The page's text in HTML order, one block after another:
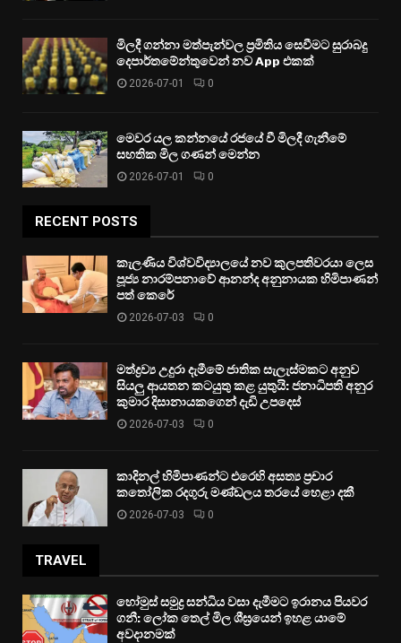
මිලදී ගන්නා මත්පැන්වල ප්‍රමිතිය සෙවීමට සුරාබදු
දෙපාර්තමේන්තුවෙන් නව App එකක්
2026-07-01 0
මෙවර යල කන්නයේ රජයේ වී මිලදී ගැනීමේ
සහතික මිල ගණන් මෙන්න
2026-07-01 0
RECENT POSTS
කැලණිය විශ්වවිද්‍යාලයේ නව කුලපතිවරයා ලෙස
පූජ්‍ය නාරම්පනාවේ ආනන්ද අනුනායක හිමිපාණන්
පත් කෙරේ
2026-07-03 0
මත්ද්‍රව්‍ය උදුරා දැමීමේ ජාතික සැලැස්මකට අනුව
සියලු ආයතන කටයුතු කළ යුතුයි: ජනාධිපති අනුර
කුමාර දිසානායකගෙන් දැඩි උපදෙස්
2026-07-03 0
කාදිනල් හිමිපාණන්ට එරෙහි අසත්‍ය ප්‍රචාර
කතෝලික රදගුරු මණ්ඩලය තරයේ හෙළා දකී
2026-07-03 0
TRAVEL
හෝමුස් සමුද්‍ර සන්ධිය වසා දැමීමට ඉරානය පියවර
ගනී: ලෝක තෙල් මිල ශීඝ්‍රයෙන් ඉහළ යාමේ
අවදානමක්